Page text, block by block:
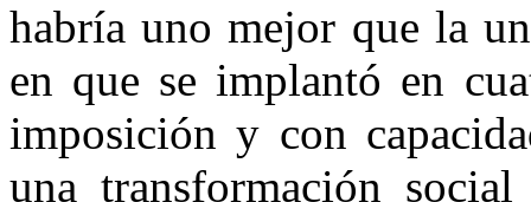
habría uno mejor que la
en que se implantó en
imposición y con
una transformación